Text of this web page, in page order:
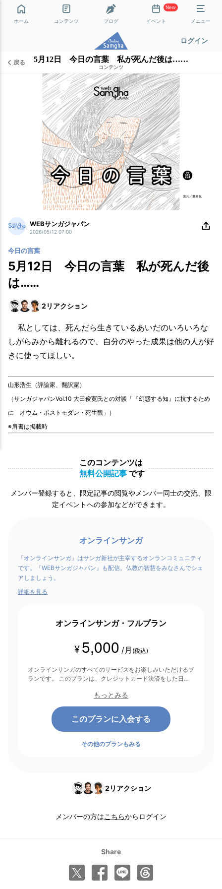
ホーム コンテンツ ブログ
New
イベント メニュー
ログイン
戻る 5月12日 今日の言葉 私が死んだ後は……
コンテンツ
WEBサンガジャパン
2026/05/12 07:00
今日の言葉
5月12日 今日の言葉 私が死んだ後
は……
2 リアクション
私としては、死んだら生きているあいだのいろいろな
しがらみから離れるので、自分のやった成果は他の人が好
きに使ってほしい。
山形浩生（評論家、翻訳家）
（サンガジャパンVol.10 大田俊寛氏との対談「『幻惑する知』に抗するため
に オウム・ポストモダン・死生観」）
※肩書は掲載時
このコンテンツは
無料公開記事 です
メンバー登録すると、限定記事の閲覧やメンバー同士の交流、限
定イベントへの参加などができます。
オンラインサンガ
「オンラインサンガ」はサンガ新社が主宰するオンランコミュニティ
です。『WEBサンガジャパン』も配信。仏教の智慧をみなさんでシェ
アしましょう。
詳細を見る
オンラインサンガ・フルプラン
¥ 5,000 /月 (税込)
オンラインサンガのすべてのサービスをお楽しみいただけるプ
ランです。 このプランは、クレジットカード決済をした日を
もっとみる
このプランに入会する
その他のプランもみる
2 リアクション
メンバーの方はこちらからログイン
Share